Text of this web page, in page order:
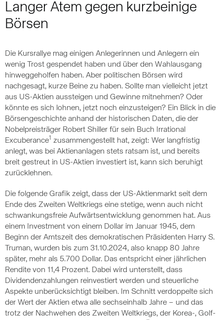
Langer Atem gegen kurzbeinige
Börsen
Die Kursrallye mag einigen Anlegerinnen und Anlegern ein
wenig Trost gespendet haben und über den Wahlausgang
hinweggeholfen haben. Aber politischen Börsen wird
nachgesagt, kurze Beine zu haben. Sollte man vielleicht jetzt
aus US-Aktien aussteigen und Gewinne mitnehmen? Oder
könnte es sich lohnen, jetzt noch einzusteigen? Ein Blick in die
Börsengeschichte anhand der historischen Daten, die der
Nobelpreisträger Robert Shiller für sein Buch Irrational
Excuberance1 zusammengestellt hat, zeigt: Wer langfristig
anlegt, was bei Aktienanlagen stets ratsam ist, und bereits
breit gestreut in US-Aktien investiert ist, kann sich beruhigt
zurücklehnen.
Die folgende Grafik zeigt, dass der US-Aktienmarkt seit dem
Ende des Zweiten Weltkriegs eine stetige, wenn auch nicht
schwankungsfreie Aufwärtsentwicklung genommen hat. Aus
einem Investment von einem Dollar im Januar 1945, dem
Beginn der Amtszeit des demokratischen Präsidenten Harry S.
Truman, wurden bis zum 31.10.2024, also knapp 80 Jahre
später, mehr als 5.700 Dollar. Das entspricht einer jährlichen
Rendite von 11,4 Prozent. Dabei wird unterstellt, dass
Dividendenzahlungen reinvestiert werden und steuerliche
Aspekte unberücksichtigt bleiben. Im Schnitt verdoppelte sich
der Wert der Aktien etwa alle sechseinhalb Jahre – und das
trotz der Nachwehen des Zweiten Weltkriegs, der Korea-, Golf-